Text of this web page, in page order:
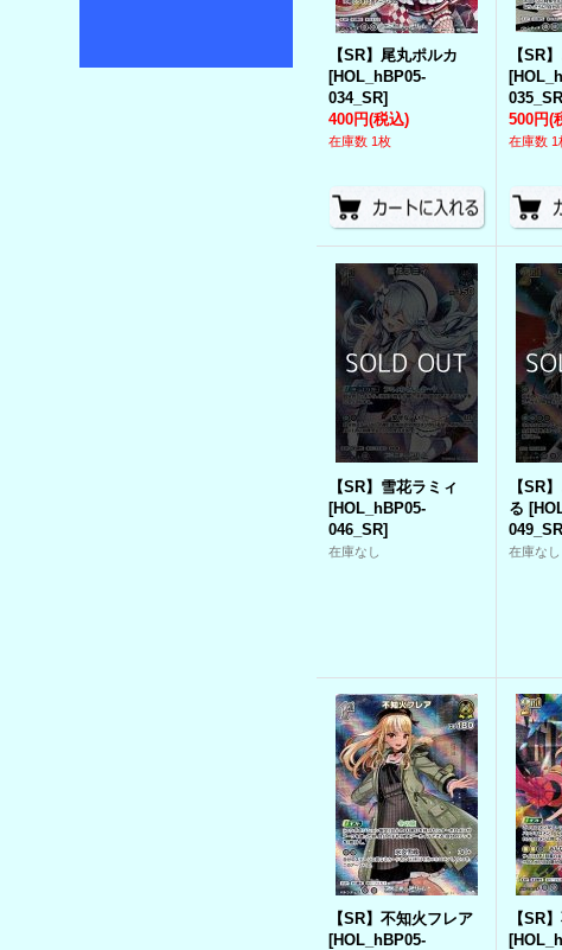
【SR】尾丸ポルカ
[HOL_hBP05-
034_SR]
400円(税込)
在庫数 1枚
【SR
[
500円(
在庫数 1
【SR】雪花ラミィ
[HOL_hBP05-
046_SR]
在庫なし
【SR
る [
在庫なし
【SR】不知火フレア
[HOL_hBP05-
【SR
[